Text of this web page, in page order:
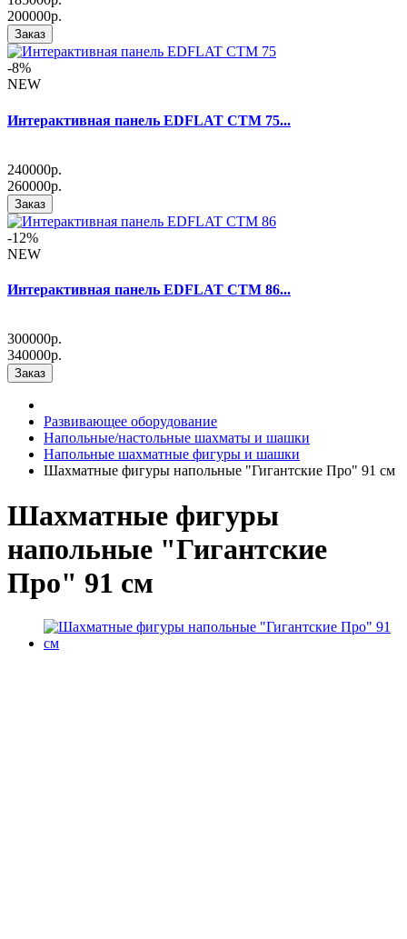
200000р.
Заказ
-8%
NEW
Интерактивная панель EDFLAT CTM 75...
240000р.
260000р.
Заказ
-12%
NEW
Интерактивная панель EDFLAT CTM 86...
300000р.
340000р.
Заказ
Развивающее оборудование
Напольные/настольные шахматы и шашки
Напольные шахматные фигуры и шашки
Шахматные фигуры напольные "Гигантские Про" 91 см
Шахматные фигуры
напольные "Гигантские
Про" 91 см